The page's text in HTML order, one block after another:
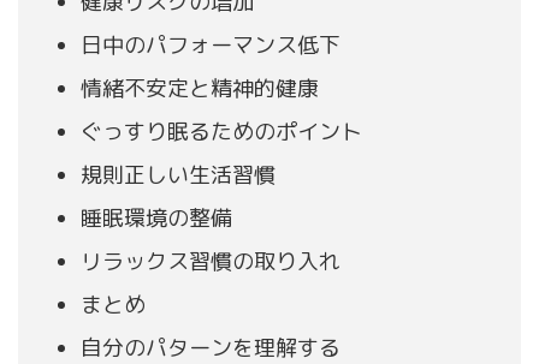
日中のパフォーマンス低下
情緒不安定と精神的健康
ぐっすり眠るためのポイント
規則正しい生活習慣
睡眠環境の整備
リラックス習慣の取り入れ
まとめ
自分のパターンを理解する